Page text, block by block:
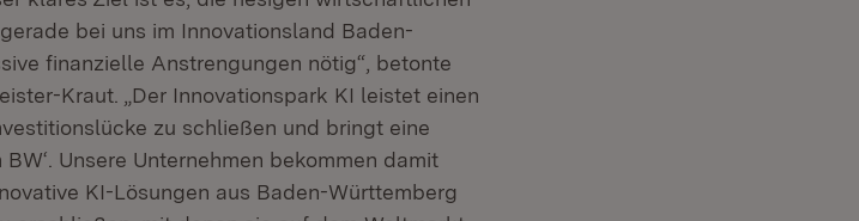
bei uns im Innovationsland Baden-
finanzielle Anstrengungen nötig“, betonte
Kraut. „Der Innovationspark KI leistet einen
zu schließen und bringt eine
Unsere Unternehmen bekommen damit
KI-Lösungen aus Baden-Württemberg